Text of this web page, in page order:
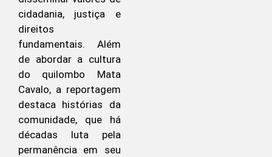
cidadania, justiça e
direitos
fundamentais. Além
de abordar a cultura
do quilombo Mata
Cavalo, a reportagem
destaca histórias da
comunidade, que há
décadas luta pela
permanência em seu